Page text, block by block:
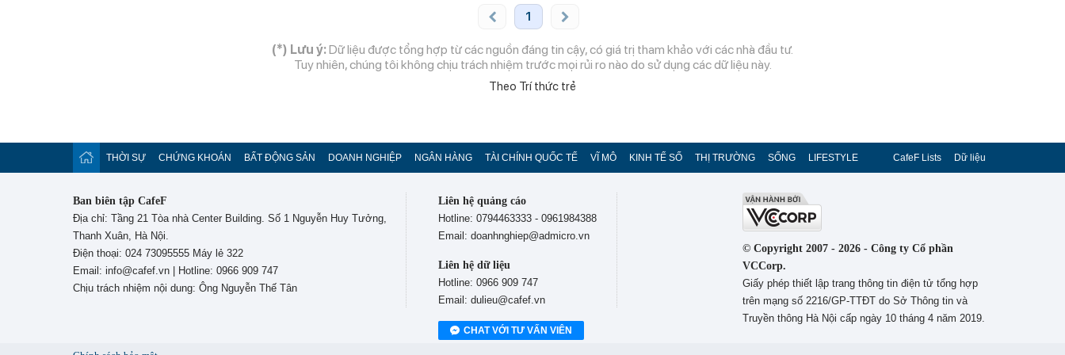
1
(*) Lưu ý:Dữ liệu được tổng hợp từ các nguồn đáng tin cậy, có giá trị tham khảo với các nhà đầu tư.
Tuy nhiên, chúng tôi không chịu trách nhiệm trước mọi rủi ro nào do sử dụng các dữ liệu này.
Theo Trí thức trẻ
THỜI SỰ CHỨNG KHOÁN BẤT ĐỘNG SẢN DOANH NGHIỆP NGÂN HÀNG TÀI CHÍNH QUỐC TẾ VĨ MÔ KINH TẾ SỐ THỊ TRƯỜNG SỐNG LIFESTYLE Dữ liệu
CafeF Lists
Ban biên tập CafeF
Địa chỉ: Tầng 21 Tòa nhà Center Building. Số 1 Nguyễn Huy Tưởng,
Thanh Xuân, Hà Nội.
Điện thoại: 024 73095555 Máy lẻ 322
Email: info@cafef.vn | Hotline: 0966 909 747
Chịu trách nhiệm nội dung: Ông Nguyễn Thế Tân
Liên hệ quảng cáo
Hotline: 0794463333 - 0961984388
Email: doanhnghiep@admicro.vn
Liên hệ dữ liệu
Hotline: 0966 909 747
Email: dulieu@cafef.vn
CHAT VỚI TƯ VẤN VIÊN
© Copyright 2007 - 2026 - Công ty Cổ phần
VCCorp.
Giấy phép thiết lập trang thông tin điện tử tổng hợp
trên mạng số 2216/GP-TTĐT do Sở Thông tin và
Truyền thông Hà Nội cấp ngày 10 tháng 4 năm 2019.